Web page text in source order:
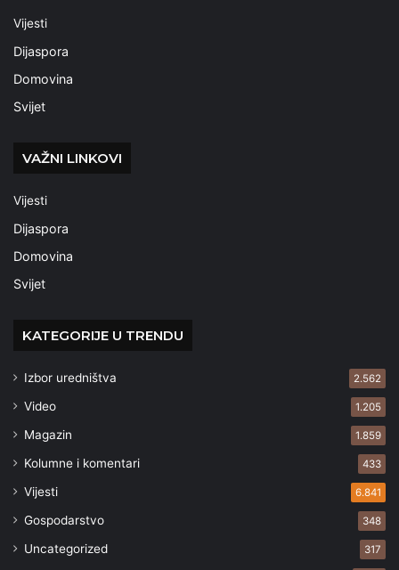
Vijesti
Dijaspora
Domovina
Svijet
VAŽNI LINKOVI
Vijesti
Dijaspora
Domovina
Svijet
KATEGORIJE U TRENDU
Izbor uredništva 2.562
Video 1.205
Magazin 1.859
Kolumne i komentari 433
Vijesti 6.841
Gospodarstvo 348
Uncategorized 317